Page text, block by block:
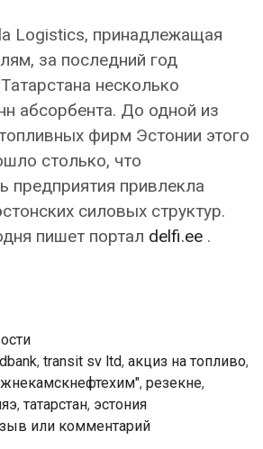
Logistics, принадлежащая
за последний год
несколько
абсорбента. До одной из
фирм Эстонии этого
столько, что
предприятия привлекла
силовых структур.
пишет портал delfi.ee .
, transit sv ltd, акциз на топливо,
, резекне,
,татарстан, эстония
или комментарий